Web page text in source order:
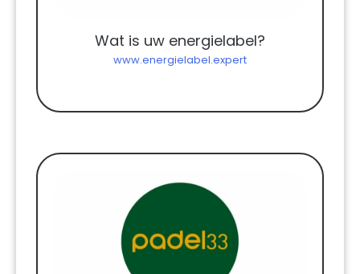
Wat is uw energielabel?
www.energielabel.expert